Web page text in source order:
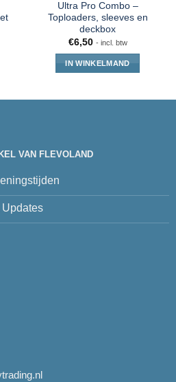
Ultra Pro Combo –
Toploaders, sleeves en
deckbox
€6,50 - incl. btw
IN WINKELMAND
VAN FLEVOLAND
Updates